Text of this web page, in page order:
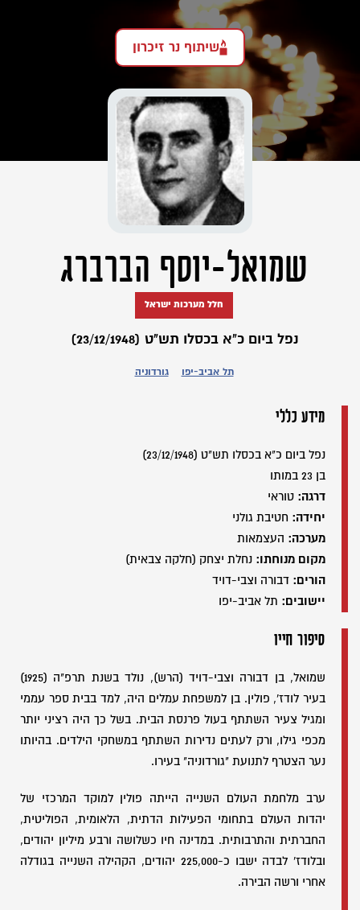
שיתוף נר זיכרון
שמואל-יוסף הברברג
חלל מערכות ישראל
נפל ביום כ"א בכסלו תש"ט (23/12/1948)
תל אביב-יפו גורדוניה
מידע כללי
נפל ביום כ"א בכסלו תש"ט (23/12/1948)
בן 23 במותו
דרגה: טוראי
יחידה: חטיבת גולני
מערכה: העצמאות
מקום מנוחתו: נחלת יצחק (חלקה צבאית)
הורים: דבורה וצבי-דויד
יישובים: תל אביב-יפו
סיפור חייו
שמואל, בן דבורה וצבי-דויד (הרש), נולד בשנת תרפ"ה (1925)
בעיר לודז', פולין. בן למשפחת עמלים היה, למד בבית ספר עממי
ומגיל צעיר השתתף בעול פרנסת הבית. בשל כך היה רציני יותר
מכפי גילו, ורק לעתים נדירות השתתף במשחקי הילדים. בהיותו
נער הצטרף לתנועת "גורדוניה" בעירו.
ערב מלחמת העולם השנייה הייתה פולין למוקד המרכזי של
יהדות העולם בתחומי הפעילות הדתית, הלאומית, הפוליטית,
החברתית והתרבותית. במדינה חיו כשלושה ורבע מיליון יהודים,
ובלודז' לבדה ישבו כ-225,000 יהודים, הקהילה השנייה בגודלה
אחרי ורשה הבירה.